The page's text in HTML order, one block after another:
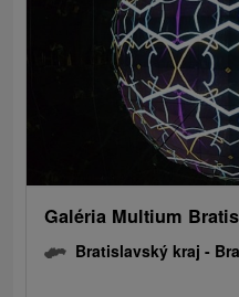
Galéria Multium
Bratislavský kraj -